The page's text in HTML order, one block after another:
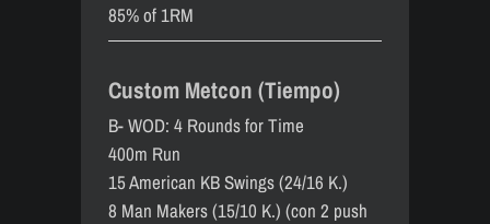
85% of 1RM
Custom Metcon (Tiempo)
B- WOD: 4 Rounds for Time
400m Run
15 American KB Swings (24/16 K.)
8 Man Makers (15/10 K.) (con 2 push